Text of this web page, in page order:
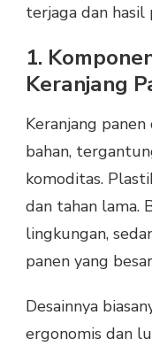
terjaga dan hasil
1.
Keranjang
Keranjang
bahan,
komoditas.
dan tahan lama.
lingkungan,
panen yang
Desainnya
ergonomis dan